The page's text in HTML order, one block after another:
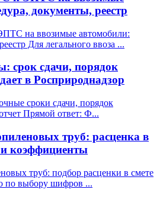
документы, реестр
на ввозимые автомобили:
Для легального ввоза ...
срок сдачи, порядок
в Росприроднадзор
сроки сдачи, порядок
Прямой ответ: Ф...
труб: расценка в
коэффициенты
труб: подбор расценки в смете
по выбору шифров ...